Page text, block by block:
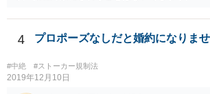
4 プロポーズなしだと婚約になりま
#中絶 #ストーカー規制法
2019年12月10日